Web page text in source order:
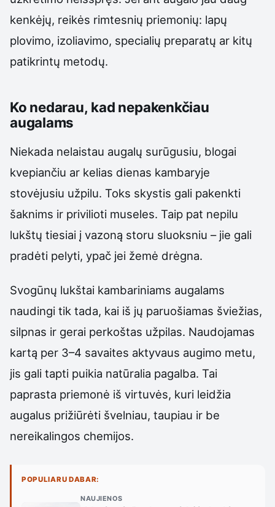
kenkėjų, reikės rimtesnių priemonių: lapų
plovimo, izoliavimo, specialių preparatų ar kitų
patikrintų metodų.
Ko nedarau, kad nepakenkčiau
augalams
Niekada nelaistau augalų surūgusiu, blogai
kvepiančiu ar kelias dienas kambaryje
stovėjusiu užpilu. Toks skystis gali pakenkti
šaknims ir privilioti museles. Taip pat nepilu
lukštų tiesiai į vazoną storu sluoksniu – jie gali
pradėti pelyti, ypač jei žemė drėgna.
Svogūnų lukštai kambariniams augalams
naudingi tik tada, kai iš jų paruošiamas šviežias,
silpnas ir gerai perkoštas užpilas. Naudojamas
kartą per 3–4 savaites aktyvaus augimo metu,
jis gali tapti puikia natūralia pagalba. Tai
paprasta priemonė iš virtuvės, kuri leidžia
augalus prižiūrėti švelniau, taupiau ir be
nereikalingos chemijos.
POPULIARU DABAR:
NAUJIENOS